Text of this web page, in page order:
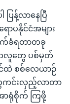
ပြန့်လာနေပြီ
ာပနိုင်ငံအများ
က်ခံရတာတခု
ကလူတွေ ပစ်မှတ်
ထဲ စစ်လေယာဉ်
ေကင်းလှည့်လာတာ
ရုံစိုက် ကြဖို့